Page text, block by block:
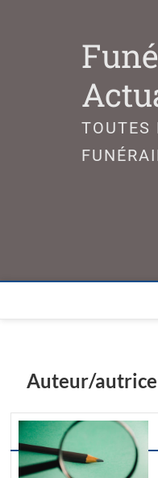
TOUTES
Auteur/